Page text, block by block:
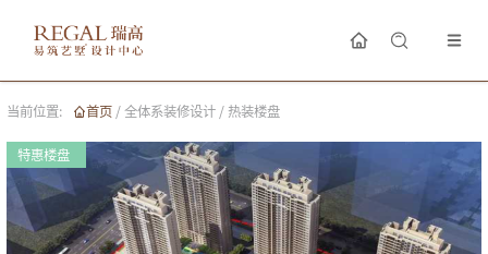
当前位置: 首页 / 全体系装修设计 / 热装楼盘
特惠楼盘